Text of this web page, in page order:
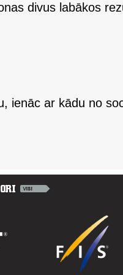
divus labākos
ienāc ar kādu no